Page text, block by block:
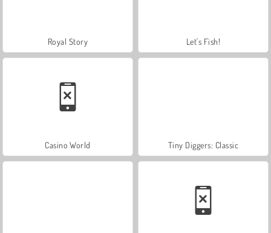
Royal Story Let's Fish!
Casino World Tiny Diggers: Classic